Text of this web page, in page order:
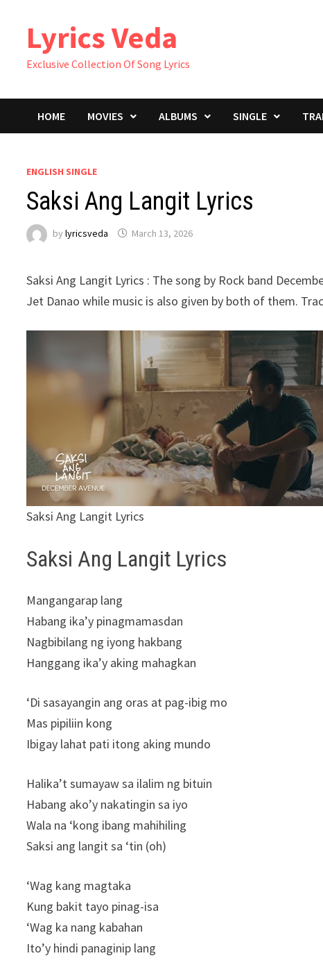
contentLyrics Veda
Exclusive Collection Of Song Lyrics
HOME MOVIES ALBUMS SINGLE
ENGLISH SINGLE
Saksi Ang Langit Lyrics
bylyricsveda March 13, 2026
Saksi Ang Langit Lyrics : The song by Rock band
Jet Danao while music is also given by both of them.
Saksi Ang Langit Lyrics
Saksi Ang Langit Lyrics
Mangangarap lang
Habang ika’y pinagmamasdan
Nagbibilang ng iyong hakbang
Hanggang ika’y aking mahagkan
‘Di sasayangin ang oras at pag-ibig mo
Mas pipiliin kong
Ibigay lahat pati itong aking mundo
Halika’t sumayaw sa ilalim ng bituin
Habang ako’y nakatingin sa iyo
Wala na ‘kong ibang mahihiling
Saksi ang langit sa ‘tin (oh)
‘Wag kang magtaka
Kung bakit tayo pinag-isa
‘Wag ka nang kabahan
Ito’y hindi panaginip lang